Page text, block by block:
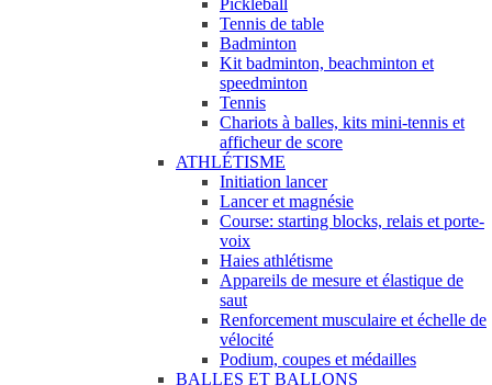
Pickleball
Tennis de table
Badminton
Kit badminton, beachminton et
speedminton
Tennis
Chariots à balles, kits mini-tennis et
afficheur de score
ATHLÉTISME
Initiation lancer
Lancer et magnésie
Course: starting blocks, relais et porte-
voix
Haies athlétisme
Appareils de mesure et élastique de
saut
Renforcement musculaire et échelle de
vélocité
Podium, coupes et médailles
BALLES ET BALLONS